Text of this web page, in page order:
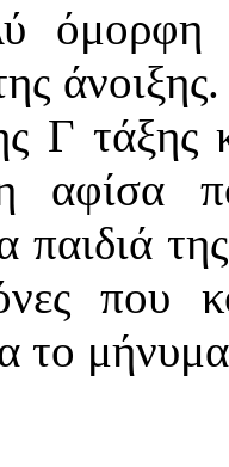
όμορφη
Γ τάξης
αφίσα
το